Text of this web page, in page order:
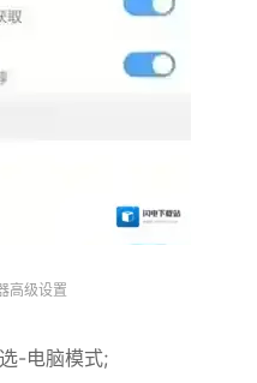
高级设置
-电脑模式;